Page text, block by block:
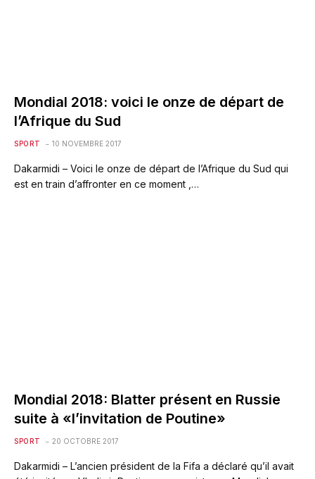
Mondial 2018: voici le onze de départ de
l’Afrique du Sud
SPORT 10 NOVEMBRE 2017
Dakarmidi – Voici le onze de départ de l’Afrique du Sud qui
est en train d’affronter en ce moment ,…
Mondial 2018: Blatter présent en Russie
suite à «l’invitation de Poutine»
SPORT 20 OCTOBRE 2017
Dakarmidi – L’ancien président de la Fifa a déclaré qu’il avait